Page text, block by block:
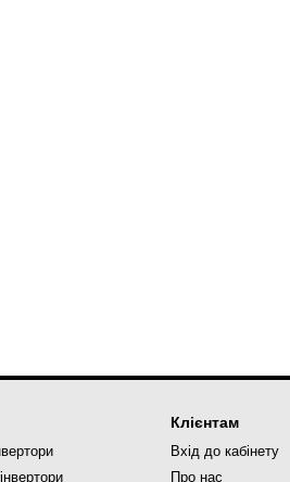
Клієнтам
Вхід до кабінету
Про нас